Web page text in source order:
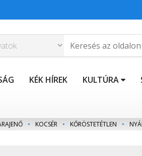
KÉK HÍREK KULTÚRA
• KOCSÉR • KŐRÖSTETÉTLEN •